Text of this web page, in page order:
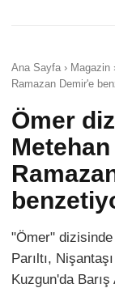
Ana Sayfa › Magazin
Ramazan Demir'e
Ömer
Metehan
"Ömer"
Parıltı,
Kuzgun'da